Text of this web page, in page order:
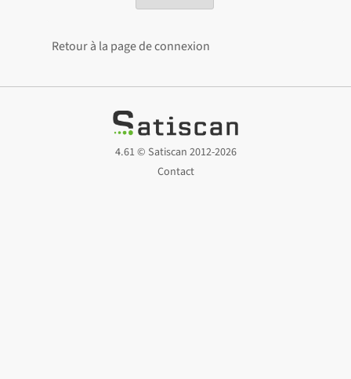
Retour à la page de connexion
4.61 © Satiscan 2012-2026
Contact